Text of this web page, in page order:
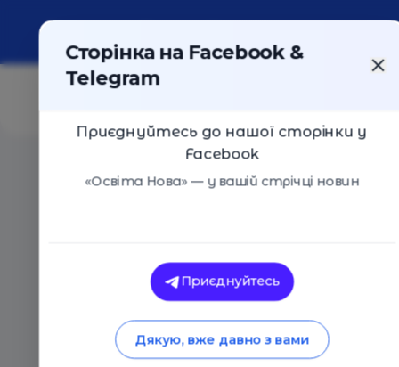
Оцінка 0 - 0 голосів
Сторінка на Facebook &
Telegram
Приєднуйтесь до нашої сторінки у
Facebook
«Освіта Нова» — у вашій стрічці новин
Приєднуйтесь
Дякую, вже давно з вами